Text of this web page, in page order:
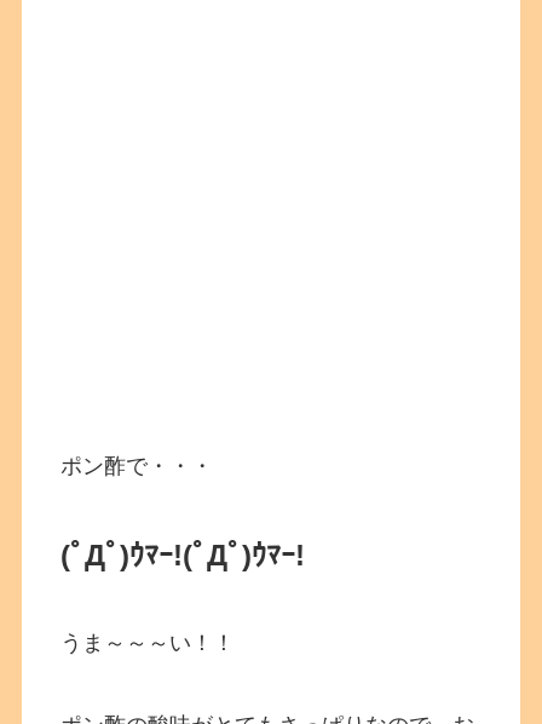
ポン酢で・・・
(ﾟДﾟ)ｳﾏｰ!(ﾟДﾟ)ｳﾏｰ!
うま～～～い！！